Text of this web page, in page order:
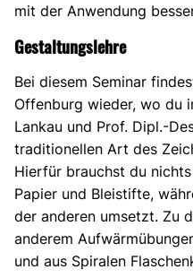
mit der Anwendung
Gestaltungslehre
Bei diesem Seminar
Offenburg wieder, wo du
Lankau und Prof. Dipl.-
traditionellen Art des
Hierfür brauchst du
Papier und Bleistifte,
der anderen umsetzt. Zu
anderem
und aus Spiralen